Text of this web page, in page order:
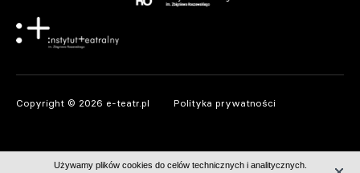
Copyright © 2026 e-teatr.pl Polityka prywatności
Używamy plików cookies do celów technicznych i analitycznych.